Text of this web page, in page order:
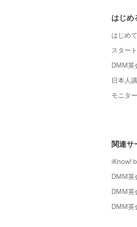
はじめ
はじめ
スター
DMM英
日本人
モニタ
関連サ
iKnow!
DMM英
DMM英
DMM英